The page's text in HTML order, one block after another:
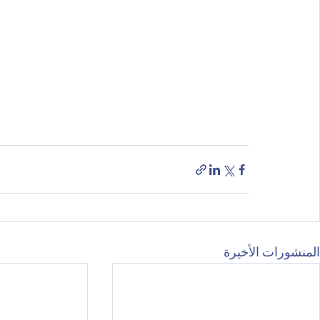
المنشورات الأخيرة